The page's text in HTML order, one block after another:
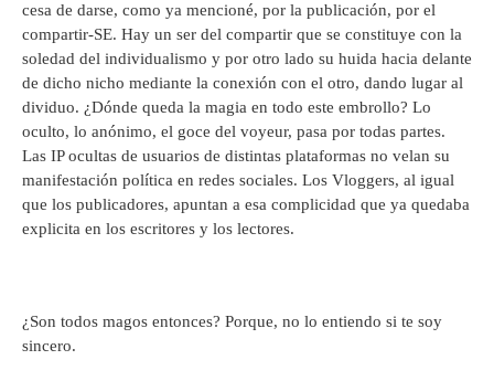
cesa de darse, como ya mencioné, por la publicación, por el
compartir-SE. Hay un ser del compartir que se constituye con la
soledad del individualismo y por otro lado su huida hacia delante
de dicho nicho mediante la conexión con el otro, dando lugar al
dividuo. ¿Dónde queda la magia en todo este embrollo? Lo
oculto, lo anónimo, el goce del voyeur, pasa por todas partes.
Las IP ocultas de usuarios de distintas plataformas no velan su
manifestación política en redes sociales. Los Vloggers, al igual
que los publicadores, apuntan a esa complicidad que ya quedaba
explicita en los escritores y los lectores.
¿Son todos magos entonces? Porque, no lo entiendo si te soy
sincero.